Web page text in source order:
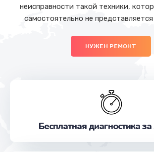
неисправности такой техники,
самостоятельно не
НУЖЕН РЕМОНТ
Бесплатная диагностика